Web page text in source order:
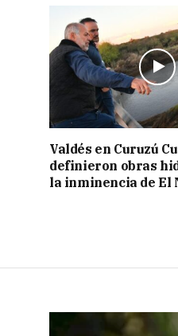
Valdés en Curuzú
definieron obras
la inminencia de El